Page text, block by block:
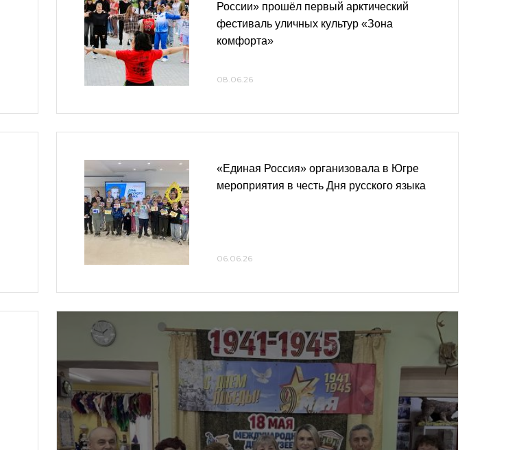
России» прошёл первый арктический
фестиваль уличных культур «Зона
комфорта»
08.06.26
«Единая Россия» организовала в Югре
мероприятия в честь Дня русского языка
06.06.26